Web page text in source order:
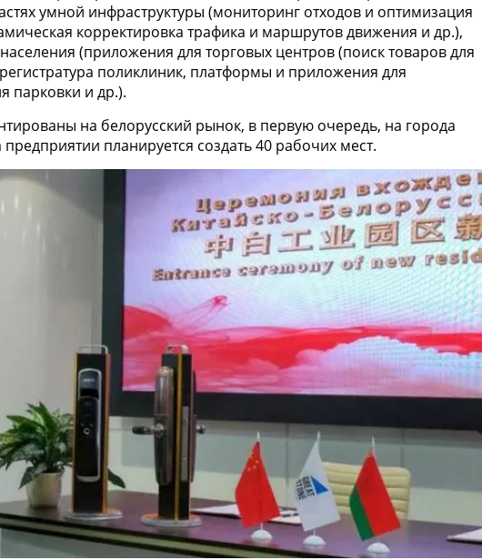
умной инфраструктуры (мониторинг отходов и оптимизация
корректировка трафика и маршрутов движения и др.),
(приложения для торговых центров (поиск товаров для
поликлиник, платформы и приложения для
парковки и др.).
на белорусский рынок, в первую очередь, на города
планируется создать 40 рабочих мест.